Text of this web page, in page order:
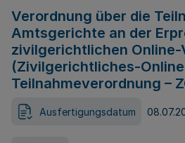
Verordnung über die
Amtsgerichte an der
zivilgerichtlichen
(Zivilgerichtliches-
Teilnahmeverordnung –
Ausfertigungsdatum